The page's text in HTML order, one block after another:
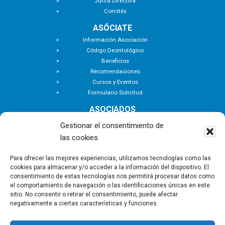
Gestionar el consentimiento de
las cookies
Para ofrecer las mejores experiencias, utilizamos tecnologías como las
cookies para almacenar y/o acceder a la información del dispositivo. El
consentimiento de estas tecnologías nos permitirá procesar datos como
el comportamiento de navegación o las identificaciones únicas en este
sitio. No consentir o retirar el consentimiento, puede afectar
negativamente a ciertas características y funciones.
Comités
ASÓCIATE
Información Asociación
Código Deontológico
Beneficios
Recomendaciones
Cursos y Eventos
Formulario Solicitud
ASOCIADOS
Zona Privada
ACTUALIDAD
Notas de Prensa
Noticias
Nuevas Incorporaciones
CONTACTO